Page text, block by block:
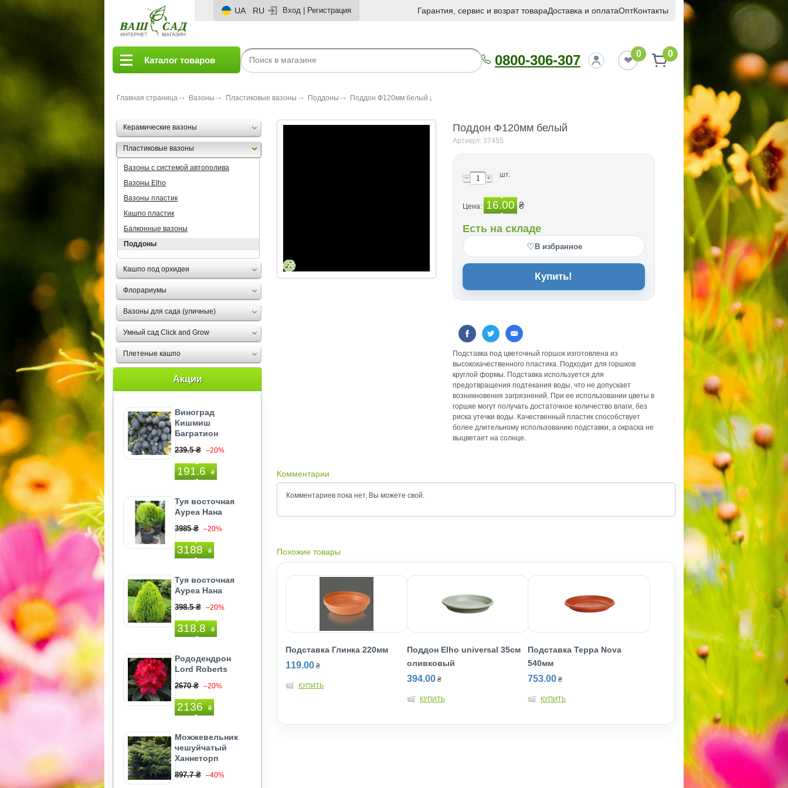
UA RU Вход Регистрация Гарантия, сервис и возрат товараДоставка и оплатаОптКонтакты
Каталог товаров 0800-306-307 0 0
Главная страница Вазоны Пластиковые вазоны Поддоны Поддон Ф120мм белый
Керамические вазоны
Пластиковые вазоны
Вазоны с системой автополива
Вазоны Elho
Вазоны пластик
Кашпо пластик
Балконные вазоны
Поддоны
Кашпо под орхидеи
Флорариумы
Вазоны для сада (уличные)
Умный сад Click and Grow
Плетеные кашпо
Акции
Виноград
Кишмиш
Багратион
239.5 ₴ –20%
191.6 ₴
Туя восточная
Ауреа Нана
3985 ₴ –20%
3188 ₴
Туя восточная
Ауреа Нана
398.5 ₴ –20%
318.8 ₴
Рододендрон
Lord Roberts
2670 ₴ –20%
2136 ₴
Можжевельник
чешуйчатый
Ханнеторп
897.7 ₴ –40%
Поддон Ф120мм белый
Артикул: 37455
шт.
Цена: 16.00 ₴
Есть на складе
♡В избранное
Купить!
Подставка под цветочный горшок изготовлена из
высококачественного пластика. Подходит для горшков
круглой формы. Подставка используется для
предотвращения подтекания воды, что не допускает
возникновения загрязнений. При ее использовании цветы в
горшке могут получать достаточное количество влаги, без
риска утечки воды. Качественный пластик способствует
более длительному использованию подставки, а окраска не
выцветает на солнце.
Комментарии
Комментариев пока нет, Вы можете свой.
Похожие товары
Подставка Глинка 220мм
119.00 ₴
КУПИТЬ
Поддон Elho universal 35см
оливковый
394.00 ₴
КУПИТЬ
Подставка Терра Nova
540мм
753.00 ₴
КУПИТЬ